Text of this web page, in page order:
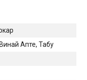
Апте, Табу